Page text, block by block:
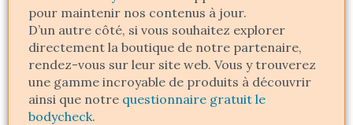
pour maintenir nos contenus à jour.
D’un autre côté, si vous souhaitez explorer
directement la boutique de notre partenaire,
rendez-vous sur leur site web. Vous y trouverez
une gamme incroyable de produits à découvrir
ainsi que notre questionnaire gratuit le
bodycheck.